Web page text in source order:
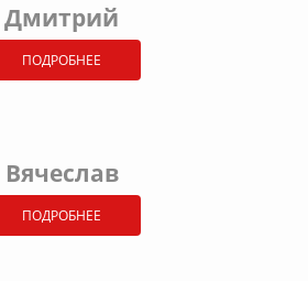
Дмитрий
ПОДРОБНЕЕ
Вячеслав
ПОДРОБНЕЕ